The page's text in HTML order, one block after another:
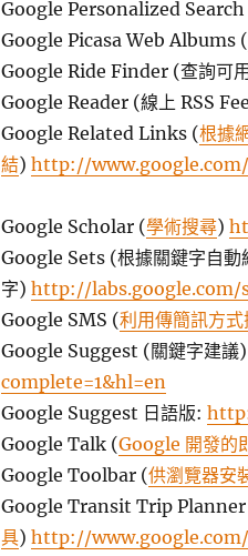
Google Personalized Search
Google Picasa Web Albums (
Google Ride Finder (查詢可
Google Reader (線上 RSS
Google Related Links (根據
結) http://
Google Scholar (學術搜尋)
Google Sets (根據關鍵字自動
字) http://labs.google.com/
Google SMS (利用傳簡訊方式
Google Suggest (關鍵字建議)
complete=1&hl=en
Google Suggest 日語版:
Google Talk (Google 開發的
Google Toolbar (供瀏覽器安
Google Transit Trip
具) http://